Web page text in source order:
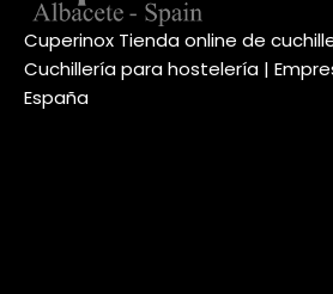
Cuperinox Tienda online de
Cuchillería para hostelería |
España